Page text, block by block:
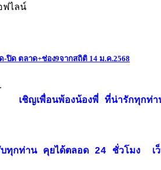
-ปิด ตลาด+ช่อง9จากสถิติ 14 ม.ค.2568
เชิญเพื่อนพ้องน้องพี่ ที่น่ารักทุก
ทุกท่าน คุยได้ตลอด 24 ชั่วโมง เว็